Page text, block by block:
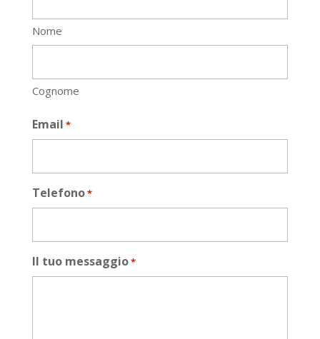
Nome
Cognome
Email *
Telefono*
Il tuo messaggio*